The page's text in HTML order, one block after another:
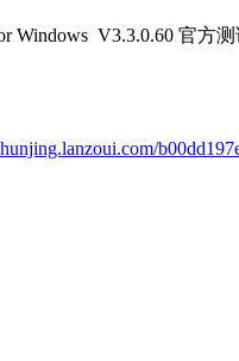
Windows V3.3.0.60 官方